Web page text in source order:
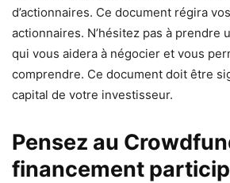
d’actionnaires. Ce document régira
actionnaires. N’hésitez pas à prendre
qui vous aidera à négocier et vous
comprendre. Ce document doit être
capital de votre investisseur.
Pensez au
financement